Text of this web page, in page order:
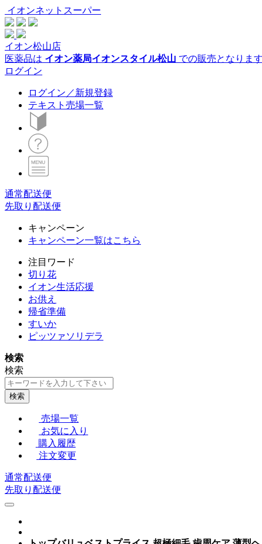
イオンネットスーパー
イオン松山店
医薬品は イオン薬局イオンスタイル松山 での販売となります
ログイン
ログイン／新規登録
テキスト売場一覧
通常配送便
先取り配送便
キャンペーン
キャンペーン一覧はこちら
注目ワード
切り花
イオン生活応援
お供え
帰省準備
すいか
ピッツァソリデラ
検索
検索
検索
売場一覧
お気に入り
購入履歴
注文変更
通常配送便
先取り配送便